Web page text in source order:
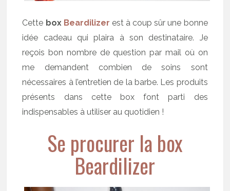
Cette box Beardilizer est à coup sûr une bonne
idée cadeau qui plaira à son destinataire. Je
reçois bon nombre de question par mail où on
me demandent combien de soins sont
nécessaires à l’entretien de la barbe. Les produits
présents dans cette box font parti des
indispensables à utiliser au quotidien !
Se procurer la box
Beardilizer